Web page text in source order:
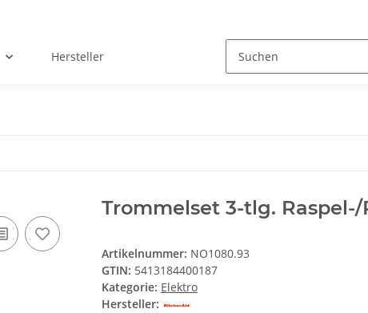
Hersteller
Trommelset 3-tlg.
Artikelnummer: NO1080.93
GTIN: 5413184400187
Kategorie: Elektro
Hersteller: